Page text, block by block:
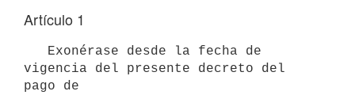
Artículo 1
vigencia del presente decreto del
pago de